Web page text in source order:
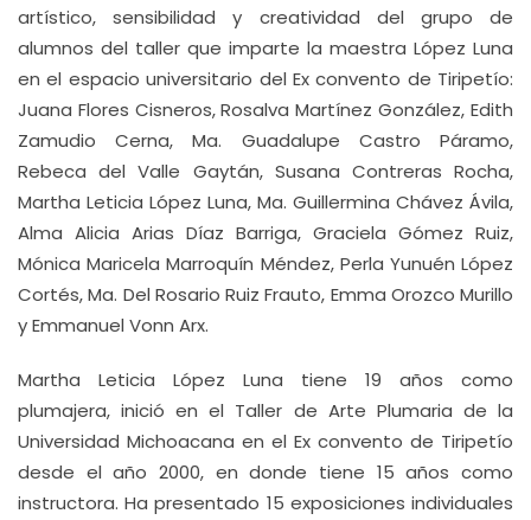
artístico, sensibilidad y creatividad del grupo de
alumnos del taller que imparte la maestra López Luna
en el espacio universitario del Ex convento de Tiripetío:
Juana Flores Cisneros, Rosalva Martínez González, Edith
Zamudio Cerna, Ma. Guadalupe Castro Páramo,
Rebeca del Valle Gaytán, Susana Contreras Rocha,
Martha Leticia López Luna, Ma. Guillermina Chávez Ávila,
Alma Alicia Arias Díaz Barriga, Graciela Gómez Ruiz,
Mónica Maricela Marroquín Méndez, Perla Yunuén López
Cortés, Ma. Del Rosario Ruiz Frauto, Emma Orozco Murillo
y Emmanuel Vonn Arx.
Martha Leticia López Luna tiene 19 años como
plumajera, inició en el Taller de Arte Plumaria de la
Universidad Michoacana en el Ex convento de Tiripetío
desde el año 2000, en donde tiene 15 años como
instructora. Ha presentado 15 exposiciones individuales